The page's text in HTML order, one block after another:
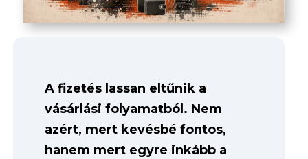
A fizetés lassan eltűnik a
vásárlási folyamatból. Nem
azért, mert kevésbé fontos,
hanem mert egyre inkább a